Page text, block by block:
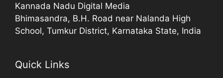
Kannada Nadu Digital Media
Bhimasandra, B.H. Road near Nalanda High
School, Tumkur District, Karnataka State, India
Quick Links